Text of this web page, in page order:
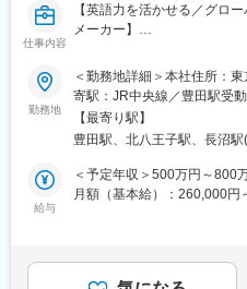
効率化や在庫精度向上のた
・システム活用と標準化推進
化・属人化解消を推進。
・品質／コンプライアンス遵
医療機器関連法規、社内品
し、調達プロセスの品質を維
■今後の職務範囲：
・出荷手配（輸出・国内）
オンタイムデリバリー（
仕事内容
【英語力を活かせる／グロ
メーカー】
■業務概要：
製造現場における工程設計、
ジタル技術やソフトウェア
ただきます。国内外の関係
改善を推進します。
■業務詳細：
・製造データの収集・分析
・法規制、品質、安全、環
勤務地
＜勤務地詳細＞本社住所：
寄駅：JR中央線／豊田駅受
囲：会社の定める事業所（
【最寄り駅】
豊田駅、北八王子駅、長沼
給与
＜予定年収＞500万円～800
月額（基本給）：260,000
固定手当を含めた表記です。